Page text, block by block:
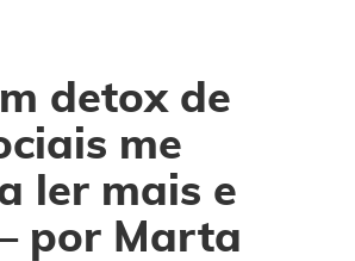
detox de
me
ler mais e
por Marta